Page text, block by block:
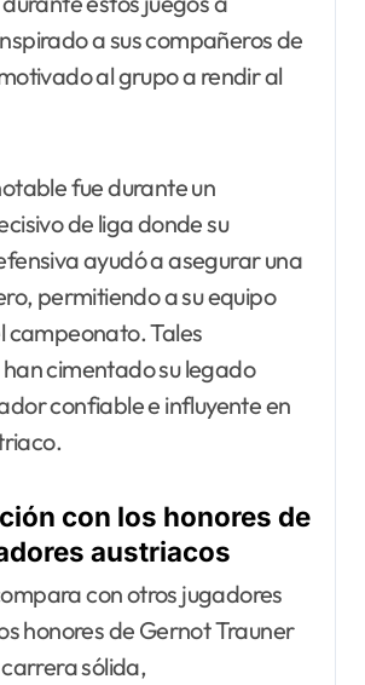
a sus compañeros de
al grupo a rendir al
fue durante un
de liga donde su
ayudó a asegurar una
permitiendo a su equipo
campeonato. Tales
cimentado su legado
confiable e influyente en
con los honores de
austriacos
con otros jugadores
honores de Gernot Trauner
sólida,